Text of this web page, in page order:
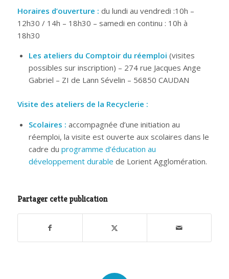
Horaires d’ouverture : du lundi au vendredi :10h –
12h30 / 14h – 18h30 – samedi en continu : 10h à
18h30
Les ateliers du Comptoir du réemploi (visites
possibles sur inscription) – 274 rue Jacques Ange
Gabriel – ZI de Lann Sévelin – 56850 CAUDAN
Visite des ateliers de la Recyclerie :
Scolaires : accompagnée d’une initiation au
réemploi, la visite est ouverte aux scolaires dans le
cadre du programme d’éducation au
développement durable de Lorient Agglomération.
Partager cette publication